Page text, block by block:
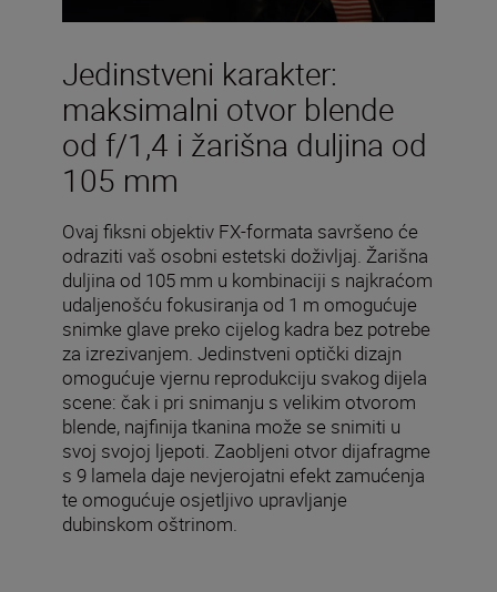
Jedinstveni karakter:
maksimalni otvor blende
od f/1,4 i žarišna duljina od
105 mm
Ovaj fiksni objektiv FX-formata savršeno će
odraziti vaš osobni estetski doživljaj. Žarišna
duljina od 105 mm u kombinaciji s najkraćom
udaljenošću fokusiranja od 1 m omogućuje
snimke glave preko cijelog kadra bez potrebe
za izrezivanjem. Jedinstveni optički dizajn
omogućuje vjernu reprodukciju svakog dijela
scene: čak i pri snimanju s velikim otvorom
blende, najfinija tkanina može se snimiti u
svoj svojoj ljepoti. Zaobljeni otvor dijafragme
s 9 lamela daje nevjerojatni efekt zamućenja
te omogućuje osjetljivo upravljanje
dubinskom oštrinom.